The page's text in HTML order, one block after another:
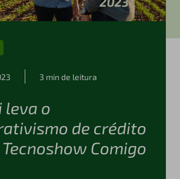
3 min de leitura
leva o
de crédito
Comigo